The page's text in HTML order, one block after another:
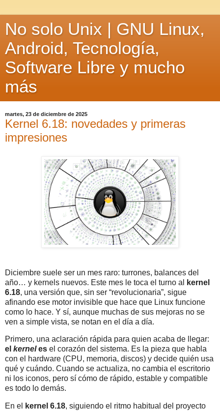
No solo Unix | GNU Linux,
Android, Tecnología,
Software Libre y mucho
más
martes, 23 de diciembre de 2025
Kernel 6.18: novedades y primeras
impresiones
Diciembre suele ser un mes raro: turrones, balances del
año… y kernels nuevos. Este mes le toca el turno al
kernel
6.18, una versión que, sin ser “revolucionaria”, sigue
afinando ese motor invisible que hace que Linux funcione
como lo hace. Y sí, aunque muchas de sus mejoras no se
ven a simple vista, se notan en el día a día.
Primero, una aclaración rápida para quien acaba de llegar:
el kerneles el corazón del sistema. Es la pieza que habla
con el hardware (CPU, memoria, discos) y decide quién usa
qué y cuándo. Cuando se actualiza, no cambia el escritorio
ni los iconos, pero sí cómo de rápido, estable y compatible
es todo lo demás.
En el kernel 6.18, siguiendo el ritmo habitual del proyecto